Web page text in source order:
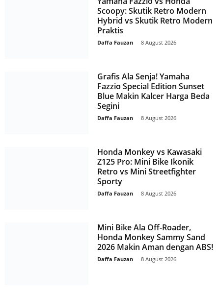
Scoopy: Skutik Retro Modern
Hybrid vs Skutik Retro Modern
Praktis
Daffa Fauzan 8 August 2026
Grafis Ala Senja! Yamaha
Fazzio Special Edition Sunset
Blue Makin Kalcer Harga Beda
Segini
Daffa Fauzan 8 August 2026
Honda Monkey vs Kawasaki
Z125 Pro: Mini Bike Ikonik
Retro vs Mini Streetfighter
Sporty
Daffa Fauzan 8 August 2026
Mini Bike Ala Off-Roader,
Honda Monkey Sammy Sand
2026 Makin Aman dengan ABS!
Daffa Fauzan 8 August 2026